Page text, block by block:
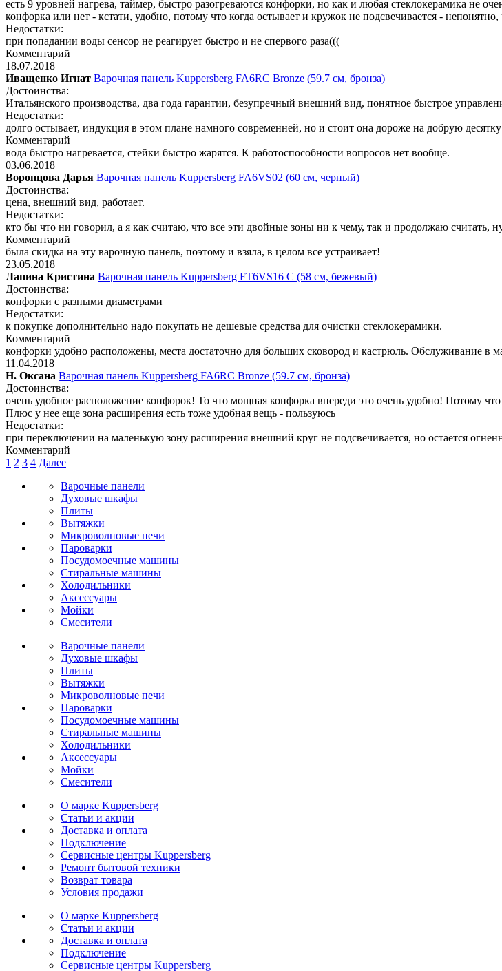
есть 9 уровней нагрева, таймер, быстро разогреваются конфорки, но как и любая стеклокерамика не
конфорка или нет - кстати, удобно, потому что когда остывает и кружок не подсвечивается - непонятно,
Недостатки:
при попадании воды сенсор не реагирует быстро и не спервого раза(((
Комментарий
18.07.2018
Иващенко Игнат Варочная панель Kuppersberg FA6RC Bronze (59.7 см, бронза)
Достоинства:
Итальянского производства, два года гарантии, безупречный внешний вид, понятное быстрое
Недостатки:
долго остывает, индукция в этом плане намного современней, но и стоит она дороже на добрую
Комментарий
вода быстро нагревается, стейки быстро жарятся. К работоспособности вопросов нет вообще.
03.06.2018
Воронцова Дарья Варочная панель Kuppersberg FA6VS02 (60 см, черный)
Достоинства:
цена, внешний вид, работает.
Недостатки:
кто бы что ни говорил, а я как считаю, что все эти двойные зоны ни к чему, так и продолжаю считать,
Комментарий
была скидка на эту варочную панель, поэтому и взяла, в целом все устраивает!
23.05.2018
Лапина Кристина Варочная панель Kuppersberg FT6VS16 C (58 см, бежевый)
Достоинства:
конфорки с разными диаметрами
Недостатки:
к покупке дополнительно надо покупать не дешевые средства для очистки стеклокерамики.
Комментарий
конфорки удобно расположены, места достаточно для больших сковород и кастрюль. Обслуживание в
11.04.2018
Н. Оксана Варочная панель Kuppersberg FA6RC Bronze (59.7 см, бронза)
Достоинства:
очень удобное расположение конфорок! То что мощная конфорка впереди это очень удобно! Потому
Плюс у нее еще зона расширения есть тоже удобная вещь - пользуюсь
Недостатки:
при переключении на маленькую зону расширения внешний круг не подсвечивается, но остается
Комментарий
1 2 3 4 Далее
Варочные панели
Духовые шкафы
Плиты
Вытяжки
Микроволновые печи
Пароварки
Посудомоечные машины
Стиральные машины
Холодильники
Аксессуары
Мойки
Cмесители
Варочные панели
Духовые шкафы
Плиты
Вытяжки
Микроволновые печи
Пароварки
Посудомоечные машины
Стиральные машины
Холодильники
Аксессуары
Мойки
Cмесители
О марке Kuppersberg
Статьи и акции
Доставка и оплата
Подключение
Сервисные центры Kuppersberg
Ремонт бытовой техники
Возврат товара
Условия продажи
О марке Kuppersberg
Статьи и акции
Доставка и оплата
Подключение
Сервисные центры Kuppersberg